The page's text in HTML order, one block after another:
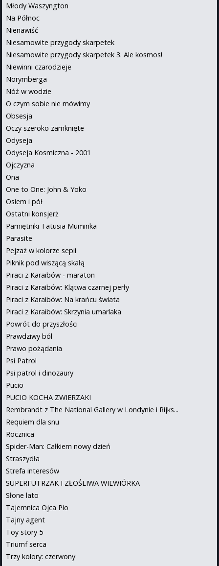
Młody Waszyngton
Na Północ
Nienawiść
Niesamowite przygody skarpetek
Niesamowite przygody skarpetek 3. Ale kosmos!
Niewinni czarodzieje
Norymberga
Nóż w wodzie
O czym sobie nie mówimy
Obsesja
Oczy szeroko zamknięte
Odyseja
Odyseja Kosmiczna - 2001
Ojczyzna
Ona
One to One: John & Yoko
Osiem i pół
Ostatni konsjerż
Pamiętniki Tatusia Muminka
Parasite
Pejzaż w kolorze sepii
Piknik pod wiszącą skałą
Piraci z Karaibów - maraton
Piraci z Karaibów: Klątwa czarnej perły
Piraci z Karaibów: Na krańcu świata
Piraci z Karaibów: Skrzynia umarlaka
Powrót do przyszłości
Prawdziwy ból
Prawo pożądania
Psi Patrol
Psi patrol i dinozaury
Pucio
PUCIO KOCHA ZWIERZAKI
Rembrandt z The National Gallery w Londynie i Rijks...
Requiem dla snu
Rocznica
Spider-Man: Całkiem nowy dzień
Straszydła
Strefa interesów
SUPERFUTRZAK I ZŁOŚLIWA WIEWIÓRKA
Słone lato
Tajemnica Ojca Pio
Tajny agent
Toy story 5
Triumf serca
Trzy kolory: czerwony